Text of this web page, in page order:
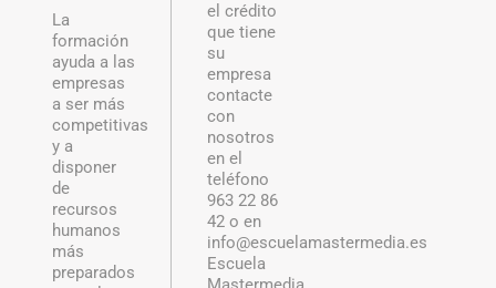
La
formación
ayuda a las
empresas
a ser más
competitivas
y a
disponer
de
recursos
humanos
más
preparados
el crédito
que tiene
su
empresa
contacte
con
nosotros
en el
teléfono
963 22 86
42 o en
info@escuelamastermedia.es
Escuela